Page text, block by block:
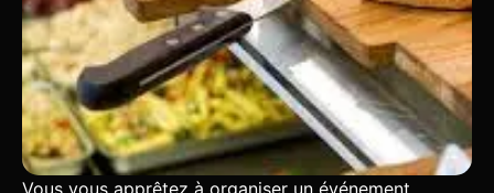
Vous vous apprêtez à organiser un événement